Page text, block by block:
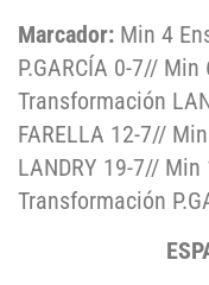
Marcador: Min 4
P.GARCÍA 0-7// Min
Transformación
FARELLA 12-7//
LANDRY 19-7// Min
Transformación